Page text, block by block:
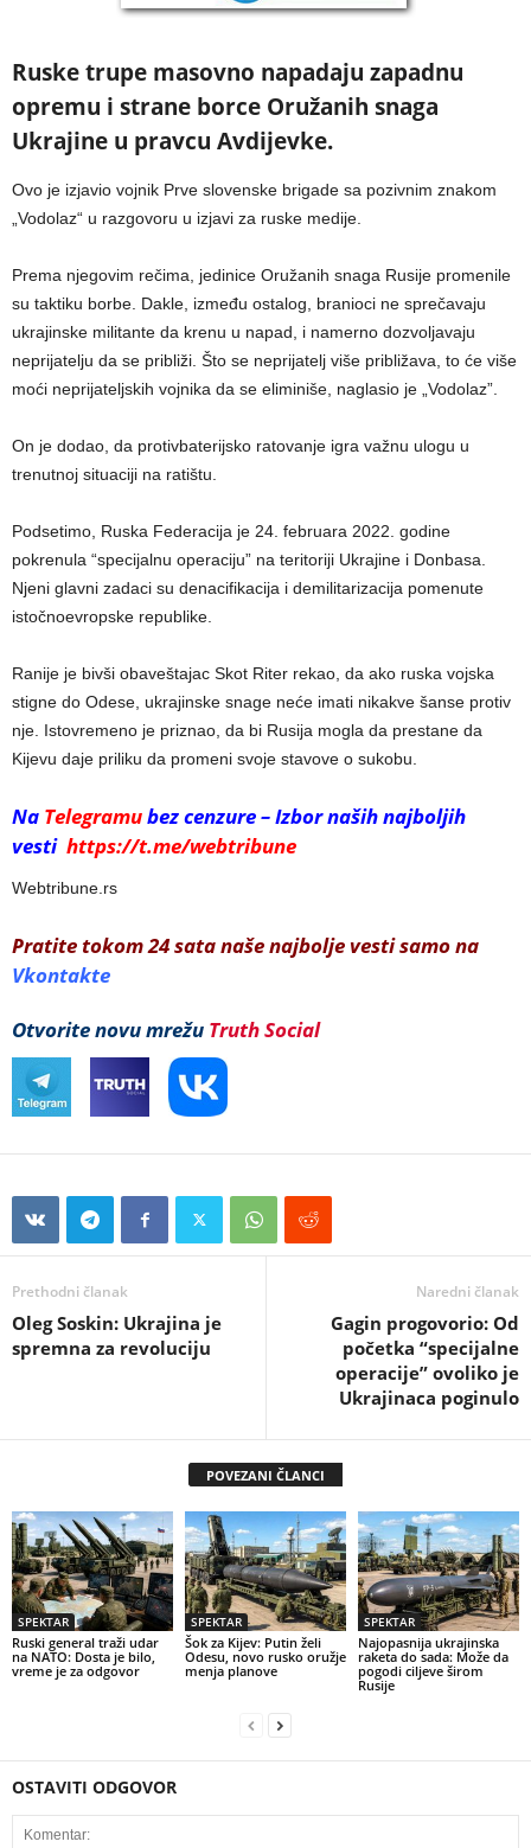
Ruske trupe masovno napadaju zapadnu
opremu i strane borce Oružanih snaga
Ukrajine u pravcu Avdijevke.
Ovo je izjavio vojnik Prve slovenske brigade sa pozivnim znakom
„Vodolaz“ u razgovoru u izjavi za ruske medije.
Prema njegovim rečima, jedinice Oružanih snaga Rusije promenile
su taktiku borbe. Dakle, između ostalog, branioci ne sprečavaju
ukrajinske militante da krenu u napad, i namerno dozvoljavaju
neprijatelju da se približi. Što se neprijatelj više približava, to će više
moći neprijateljskih vojnika da se eliminiše, naglasio je „Vodolaz”.
On je dodao, da protivbaterijsko ratovanje igra važnu ulogu u
trenutnoj situaciji na ratištu.
Podsetimo, Ruska Federacija je 24. februara 2022. godine
pokrenula “specijalnu operaciju” na teritoriji Ukrajine i Donbasa.
Njeni glavni zadaci su denacifikacija i demilitarizacija pomenute
istočnoevropske republike.
Ranije je bivši obaveštajac Skot Riter rekao, da ako ruska vojska
stigne do Odese, ukrajinske snage neće imati nikakve šanse protiv
nje. Istovremeno je priznao, da bi Rusija mogla da prestane da
Kijevu daje priliku da promeni svoje stavove o sukobu.
Na Telegramubez cenzure – Izbor naših najboljih
vestihttps://t.me/webtribune
Webtribune.rs
Pratite tokom 24 sata naše najbolje vesti samo na
Vkontakte
Otvorite novu mrežu Truth Social
Prethodni članak
Oleg Soskin: Ukrajina je
spremna za revoluciju
Naredni članak
Gagin progovorio: Od
početka “specijalne
operacije” ovoliko je
Ukrajinaca poginulo
POVEZANI ČLANCI
SPEKTAR
Ruski general traži udar
na NATO: Dosta je bilo,
vreme je za odgovor
SPEKTAR
Šok za Kijev: Putin želi
Odesu, novo rusko oružje
menja planove
SPEKTAR
Najopasnija ukrajinska
raketa do sada: Može da
pogodi ciljeve širom
Rusije
OSTAVITI ODGOVOR